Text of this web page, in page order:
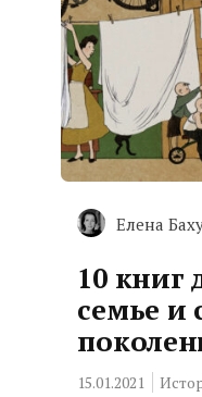
Елена
10 книг
семье и
15.01.2021